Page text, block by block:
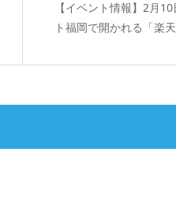
【イベント情報】2月
ト福岡で開かれる「楽